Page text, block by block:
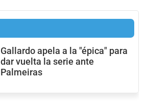
Gallardo apela a la "épica" para
dar vuelta la serie ante
Palmeiras